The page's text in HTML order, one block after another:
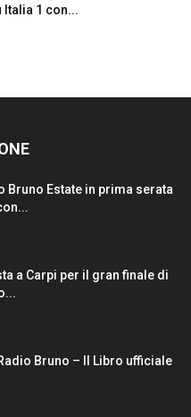
Italia 1 con...
Bruno Estate in prima serata
a Carpi per il gran finale di
Bruno – Il Libro ufficiale